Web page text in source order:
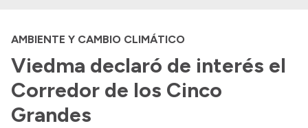
Delegaciones
Autoridades
Normativa
AMBIENTE Y CAMBIO CLIMÁTICO
Viedma declaró de interés el
Corredor de los Cinco
Grandes